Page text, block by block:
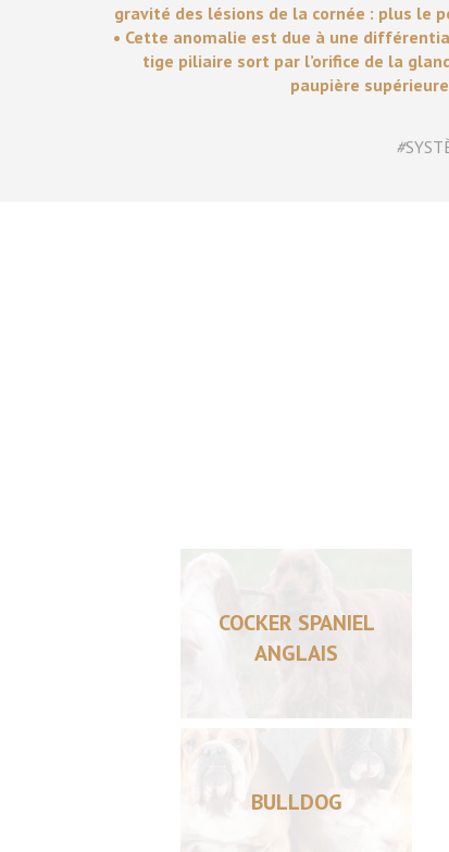
gravité des lésions de la cornée : plus le
• Cette anomalie est due à une
tige piliaire sort par l’orifice de la
paupière
#
COCKER SPANIEL
ANGLAIS
BULLDOG